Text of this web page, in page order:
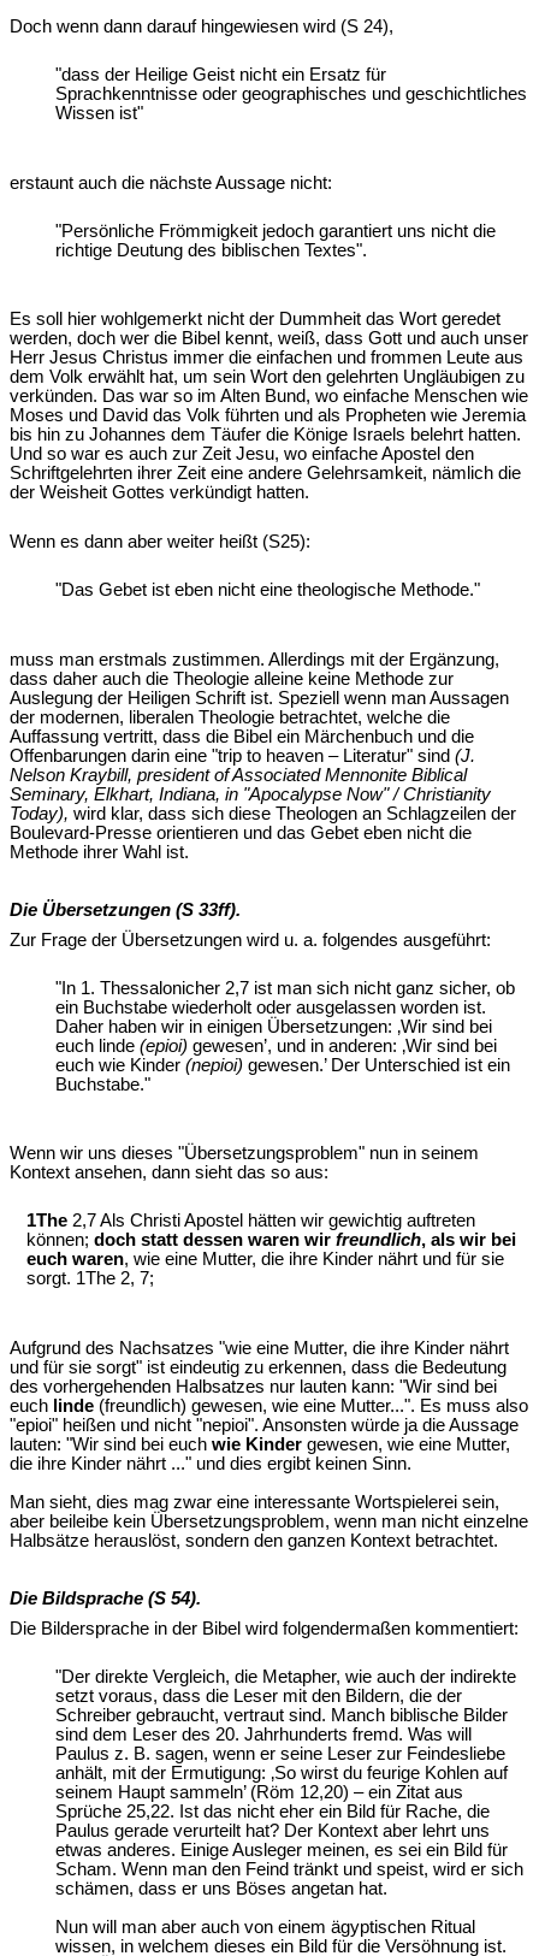
Doch wenn dann darauf hingewiesen wird (S 24),
"dass der Heilige Geist nicht ein Ersatz für
Sprachkenntnisse oder geographisches und geschichtliches
Wissen ist"
erstaunt auch die nächste Aussage nicht:
"Persönliche Frömmigkeit jedoch garantiert uns nicht die
richtige Deutung des biblischen Textes".
Es soll hier wohlgemerkt nicht der Dummheit das Wort geredet
werden, doch wer die Bibel kennt, weiß, dass Gott und auch unser
Herr Jesus Christus immer die einfachen und frommen Leute aus
dem Volk erwählt hat, um sein Wort den gelehrten Ungläubigen zu
verkünden. Das war so im Alten Bund, wo einfache Menschen wie
Moses und David das Volk führten und als Propheten wie Jeremia
bis hin zu Johannes dem Täufer die Könige Israels belehrt hatten.
Und so war es auch zur Zeit Jesu, wo einfache Apostel den
Schriftgelehrten ihrer Zeit eine andere Gelehrsamkeit, nämlich die
der Weisheit Gottes verkündigt hatten.
Wenn es dann aber weiter heißt (S25):
"Das Gebet ist eben nicht eine theologische Methode."
muss man erstmals zustimmen. Allerdings mit der Ergänzung,
dass daher auch die Theologie alleine keine Methode zur
Auslegung der Heiligen Schrift ist. Speziell wenn man Aussagen
der modernen, liberalen Theologie betrachtet, welche die
Auffassung vertritt, dass die Bibel ein Märchenbuch und die
Offenbarungen darin eine "trip to heaven – Literatur" sind (J.
Nelson Kraybill, president of Associated Mennonite Biblical
Seminary, Elkhart, Indiana, in "Apocalypse Now" / Christianity
Today), wird klar, dass sich diese Theologen an Schlagzeilen der
Boulevard-Presse orientieren und das Gebet eben nicht die
Methode ihrer Wahl ist.
Die Übersetzungen (S 33ff).
Zur Frage der Übersetzungen wird u. a. folgendes ausgeführt:
"In 1. Thessalonicher 2,7 ist man sich nicht ganz sicher, ob
ein Buchstabe wiederholt oder ausgelassen worden ist.
Daher haben wir in einigen Übersetzungen: ‚Wir sind bei
euch linde (epioi) gewesen’, und in anderen: ‚Wir sind bei
euch wie Kinder (nepioi) gewesen.’ Der Unterschied ist ein
Buchstabe."
Wenn wir uns dieses "Übersetzungsproblem" nun in seinem
Kontext ansehen, dann sieht das so aus:
1The 2,7 Als Christi Apostel hätten wir gewichtig auftreten
können; doch statt dessen waren wir freundlich, als wir bei
euch waren, wie eine Mutter, die ihre Kinder nährt und für sie
sorgt. 1The 2, 7;
Aufgrund des Nachsatzes "wie eine Mutter, die ihre Kinder nährt
und für sie sorgt" ist eindeutig zu erkennen, dass die Bedeutung
des vorhergehenden Halbsatzes nur lauten kann: "Wir sind bei
euch linde (freundlich) gewesen, wie eine Mutter...". Es muss also
"epioi" heißen und nicht "nepioi". Ansonsten würde ja die Aussage
lauten: "Wir sind bei euch wie Kinder gewesen, wie eine Mutter,
die ihre Kinder nährt ..." und dies ergibt keinen Sinn.
Man sieht, dies mag zwar eine interessante Wortspielerei sein,
aber beileibe kein Übersetzungsproblem, wenn man nicht einzelne
Halbsätze herauslöst, sondern den ganzen Kontext betrachtet.
Die Bildsprache (S 54).
Die Bildersprache in der Bibel wird folgendermaßen kommentiert:
"Der direkte Vergleich, die Metapher, wie auch der indirekte
setzt voraus, dass die Leser mit den Bildern, die der
Schreiber gebraucht, vertraut sind. Manch biblische Bilder
sind dem Leser des 20. Jahrhunderts fremd. Was will
Paulus z. B. sagen, wenn er seine Leser zur Feindesliebe
anhält, mit der Ermutigung: ‚So wirst du feurige Kohlen auf
seinem Haupt sammeln’ (Röm 12,20) – ein Zitat aus
Sprüche 25,22. Ist das nicht eher ein Bild für Rache, die
Paulus gerade verurteilt hat? Der Kontext aber lehrt uns
etwas anderes. Einige Ausleger meinen, es sei ein Bild für
Scham. Wenn man den Feind tränkt und speist, wird er sich
schämen, dass er uns Böses angetan hat.
Nun will man aber auch von einem ägyptischen Ritual
wissen, in welchem dieses ein Bild für die Versöhnung ist.